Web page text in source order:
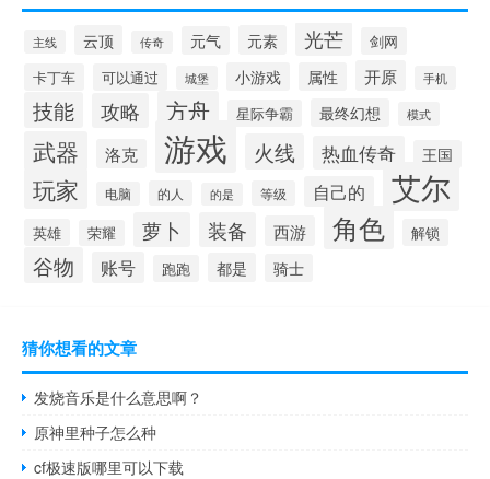
主线 云顶 传奇 元气 元素 光芒
剑网
卡丁车
可以通过 城堡 小游戏 属性 开原 手机
技能 攻略 方舟 星际争霸 最终幻想 模式
武器 洛克 游戏 火线 热血传奇 王国
玩家 电脑 的人 的是 等级 自己的 艾尔
英雄 荣耀 萝卜 装备 西游 角色 解锁
谷物 账号 跑跑 都是 骑士
猜你想看的文章
发烧音乐是什么意思啊？
原神里种子怎么种
cf极速版哪里可以下载